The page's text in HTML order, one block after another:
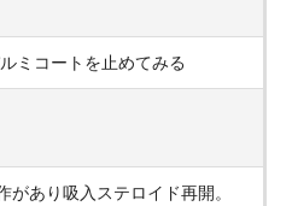
ミコートを止めてみる
あり吸入ステロイド再開。